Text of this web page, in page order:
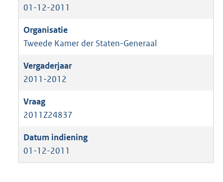
01-12-2011
Tweede Kamer der Staten-Generaal
2011-2012
2011Z24837
01-12-2011